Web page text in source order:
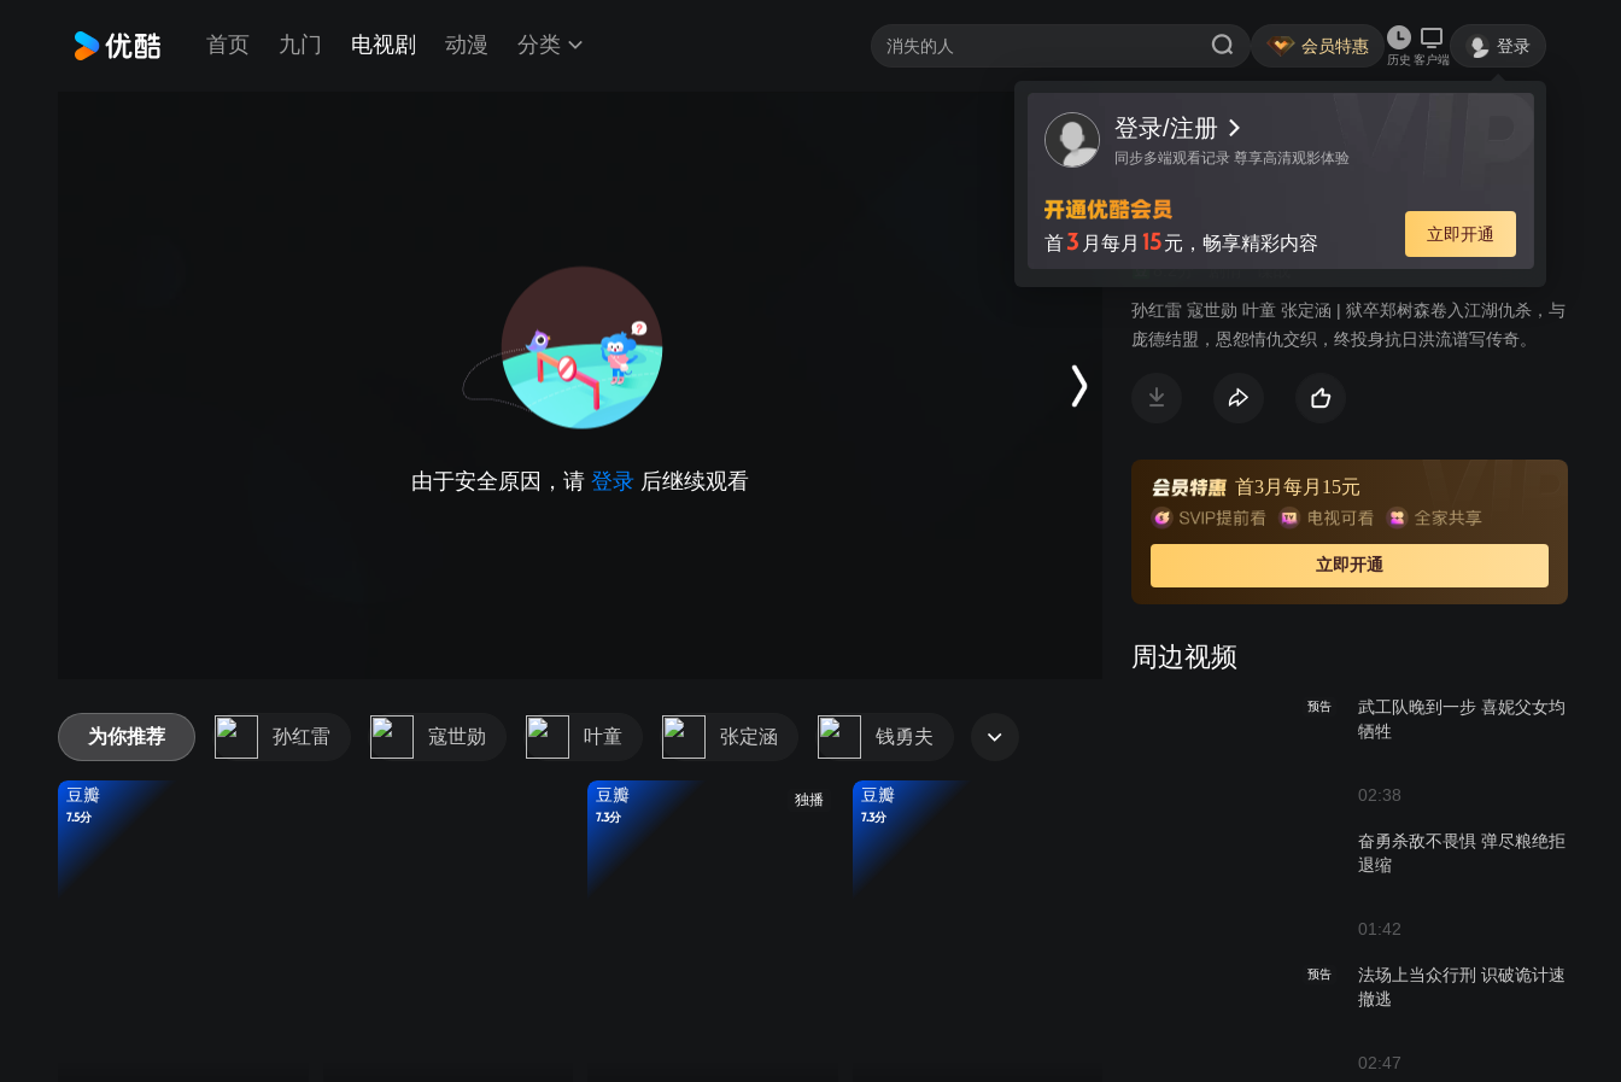
首页 九门 电视剧 动漫 分类 会员特惠
历史 客户端
登录
登录/注册
同步多端观看记录 尊享高清观影体验
首3 月每月 15元，畅享精彩内容 立即开通
由于安全原因，请 登录 后继续观看
视频 讨论
刀锋1937
谍战
孙红雷 寇世勋 叶童 张定涵 | 狱卒郑树森卷入江湖仇杀，与
庞德结盟，恩怨情仇交织，终投身抗日洪流谱写传奇。
首3月每月15元
立即开通
周边视频
预告
武工队晚到一步 喜妮父女均
牺牲
02:38
奋勇杀敌不畏惧 弹尽粮绝拒
退缩
01:42
预告
法场上当众行刑 识破诡计速
撤逃
02:47
为你推荐 孙红雷 寇世勋 叶童 张定涵 钱勇夫
豆瓣
7.5分
独播
豆瓣
7.3分
豆瓣
7.3分